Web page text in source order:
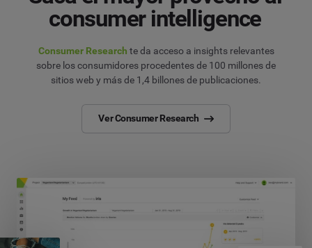
consumer intelligence
Consumer Research te da acceso a insights relevantes
sobre los consumidores procedentes de 100 millones de
sitios web y más de 1,4 billones de publicaciones.
Ver Consumer Research